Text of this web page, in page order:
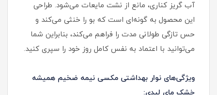
آب گریز کناری، مانع از نشت مایعات می‌شود. طراحی
این محصول به گونه‌ای است که بو را خنثی می‌کند و
حس تازگی طولانی مدت را فراهم می‌کند، بنابراین شما
می‌توانید با اعتماد به نفس کامل روز خود را سپری کنید.
ویژگی‌های نوار بهداشتی مکسی نیمه ضخیم همیشه
خشک مای لیدی: